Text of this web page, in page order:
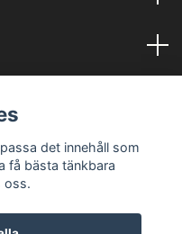
det innehåll som
få bästa tänkbara
oss.